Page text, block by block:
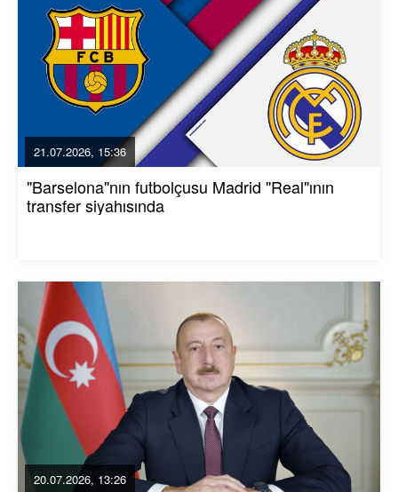
21.07.2026, 15:36
"Barselona"nın futbolçusu Madrid "Real"ının
transfer siyahısında
20.07.2026, 13:26